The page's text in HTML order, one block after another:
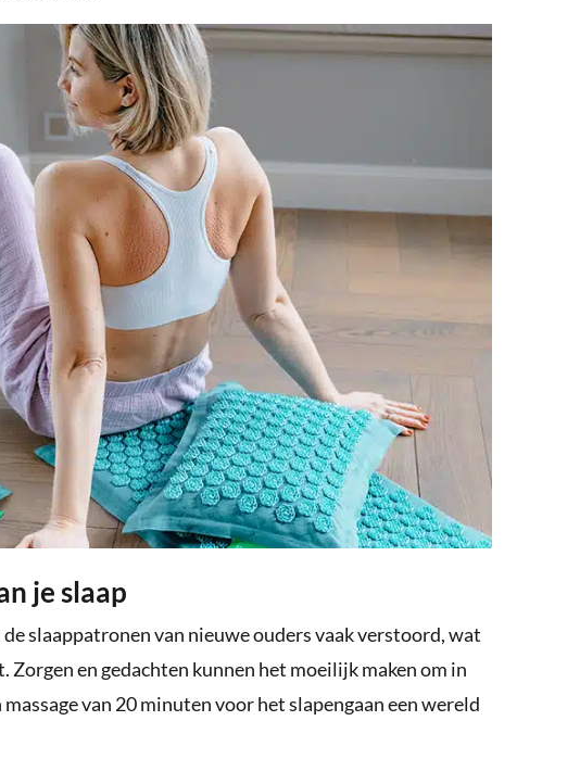
je slaap
slaappatronen van nieuwe ouders vaak verstoord, wat
en gedachten kunnen het moeilijk maken om in
van 20 minuten voor het slapengaan een wereld